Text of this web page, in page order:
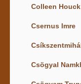
Colleen Houck
Csernus Imre
Csögyal